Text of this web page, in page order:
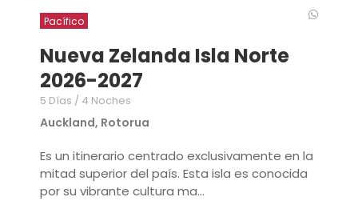
Pacífico
Nueva Zelanda Isla Norte
2026-2027
5 Días / 4 Noches
Auckland, Rotorua
Es un itinerario centrado exclusivamente en la
mitad superior del país. Esta isla es conocida
por su vibrante cultura ma...